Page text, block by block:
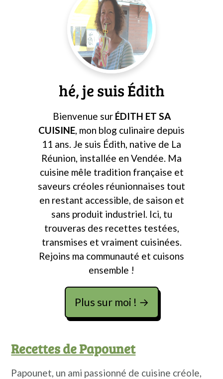
principale
hé, je suis Édith
Bienvenue sur ÉDITH ET SA
CUISINE, mon blog culinaire depuis
11 ans. Je suis Édith, native de La
Réunion, installée en Vendée. Ma
cuisine mêle tradition française et
saveurs créoles réunionnaises tout
en restant accessible, de saison et
sans produit industriel. Ici, tu
trouveras des recettes testées,
transmises et vraiment cuisinées.
Rejoins ma communauté et cuisons
ensemble !
Plus sur moi ! →
Recettes de Papounet
Papounet, un ami passionné de cuisine créole,